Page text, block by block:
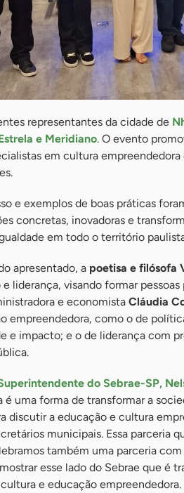
representantes da cidade de
e Meridiano. O evento
em cultura
e exemplos de boas práticas
concretas, inovadoras e
em todo o território
apresentado, a poetisa e filósofa
liderança, visando formar
e economista Cláudia
empreendedora, como o de
e impacto; e o de liderança com
do Sebrae-SP,
é uma forma de transformar a
discutir a educação e cultura
municipais. Essa parceria
também uma parceria
esse lado do Sebrae que é
e educação